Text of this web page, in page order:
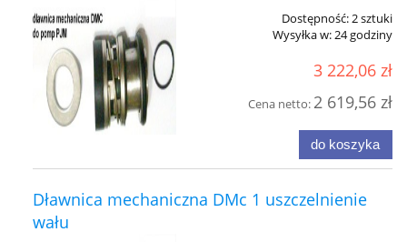
Dostępność:2 sztuki
Wysyłka w:24 godziny
3 222,06 zł
Cena netto: 2 619,56 zł
do koszyka
Dławnica mechaniczna DMc 1 uszczelnienie
wału